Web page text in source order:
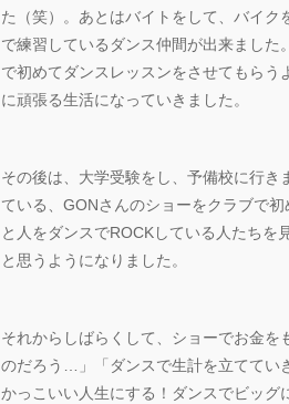
た（笑）。あとはバイトをして、バイ
で練習しているダンス仲間が出来まし
で初めてダンスレッスンをさせてもら
に頑張る生活になっていきました。
その後は、大学受験をし、予備校に行
ている、GONさんのショーをクラブで
と人をダンスでROCKしている人たちを
と思うようになりました。
それからしばらくして、ショーでお金
のだろう…」「ダンスで生計を立ててい
かっこいい人生にする！ダンスでビッ